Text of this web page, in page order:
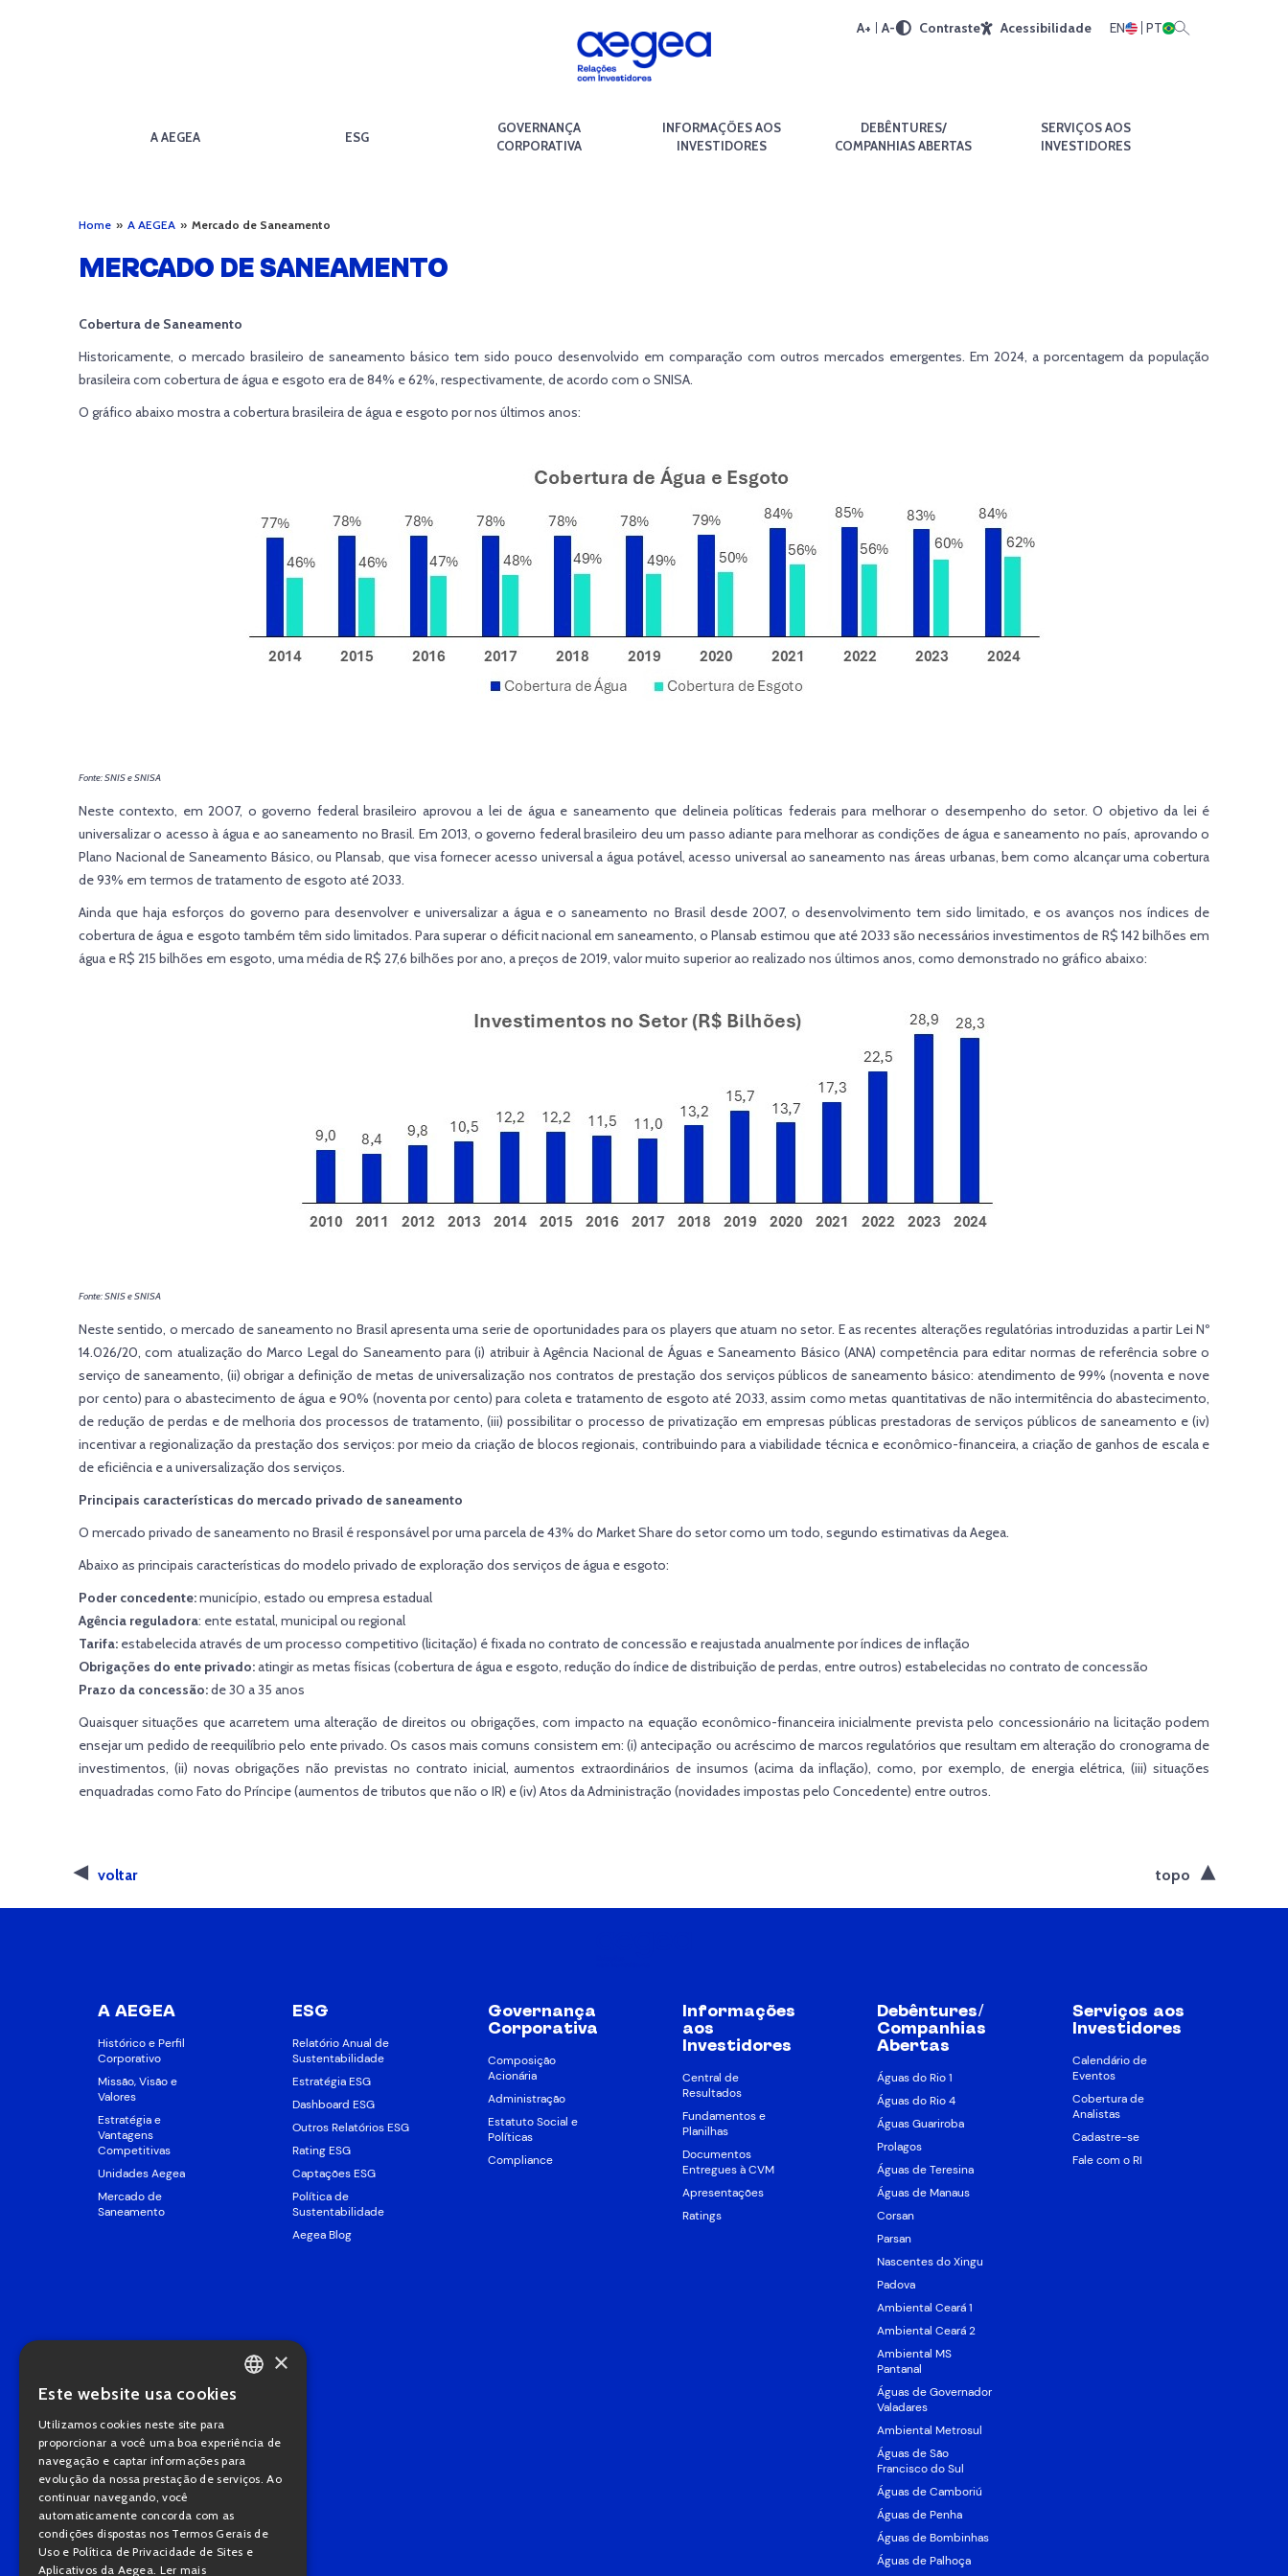
A+ A- Contraste Acessibilidade EN PT
A AEGEA ESG
GOVERNANÇA
CORPORATIVA
INFORMAÇÕES AOS
INVESTIDORES
DEBÊNTURES/
COMPANHIAS ABERTAS
SERVIÇOS AOS
INVESTIDORES
Home » A AEGEA » Mercado de Saneamento
MERCADO DE SANEAMENTO
Cobertura de Saneamento
Historicamente, o mercado brasileiro de saneamento básico tem sido pouco desenvolvido em comparação com outros mercados emergentes. Em 2024, a porcentagem da população
brasileira com cobertura de água e esgoto era de 84% e 62%, respectivamente, de acordo com o SNISA.
O gráfico abaixo mostra a cobertura brasileira de água e esgoto por nos últimos anos:
Fonte: SNIS e SNISA
Neste contexto, em 2007, o governo federal brasileiro aprovou a lei de água e saneamento que delineia políticas federais para melhorar o desempenho do setor. O objetivo da lei é
universalizar o acesso à água e ao saneamento no Brasil. Em 2013, o governo federal brasileiro deu um passo adiante para melhorar as condições de água e saneamento no país, aprovando o
Plano Nacional de Saneamento Básico, ou Plansab, que visa fornecer acesso universal a água potável, acesso universal ao saneamento nas áreas urbanas, bem como alcançar uma cobertura
de 93% em termos de tratamento de esgoto até 2033.
Ainda que haja esforços do governo para desenvolver e universalizar a água e o saneamento no Brasil desde 2007, o desenvolvimento tem sido limitado, e os avanços nos índices de
cobertura de água e esgoto também têm sido limitados. Para superar o déficit nacional em saneamento, o Plansab estimou que até 2033 são necessários investimentos de R$ 142 bilhões em
água e R$ 215 bilhões em esgoto, uma média de R$ 27,6 bilhões por ano, a preços de 2019, valor muito superior ao realizado nos últimos anos, como demonstrado no gráfico abaixo:
Fonte: SNIS e SNISA
Neste sentido, o mercado de saneamento no Brasil apresenta uma serie de oportunidades para os players que atuam no setor. E as recentes alterações regulatórias introduzidas a partir Lei Nº
14.026/20, com atualização do Marco Legal do Saneamento para (i) atribuir à Agência Nacional de Águas e Saneamento Básico (ANA) competência para editar normas de referência sobre o
serviço de saneamento, (ii) obrigar a definição de metas de universalização nos contratos de prestação dos serviços públicos de saneamento básico: atendimento de 99% (noventa e nove
por cento) para o abastecimento de água e 90% (noventa por cento) para coleta e tratamento de esgoto até 2033, assim como metas quantitativas de não intermitência do abastecimento,
de redução de perdas e de melhoria dos processos de tratamento, (iii) possibilitar o processo de privatização em empresas públicas prestadoras de serviços públicos de saneamento e (iv)
incentivar a regionalização da prestação dos serviços: por meio da criação de blocos regionais, contribuindo para a viabilidade técnica e econômico-financeira, a criação de ganhos de escala e
de eficiência e a universalização dos serviços.
Principais características do mercado privado de saneamento
O mercado privado de saneamento no Brasil é responsável por uma parcela de 43% do Market Share do setor como um todo, segundo estimativas da Aegea.
Abaixo as principais características do modelo privado de exploração dos serviços de água e esgoto:
Poder concedente:município, estado ou empresa estadual
Agência reguladora: ente estatal, municipal ou regional
Tarifa: estabelecida através de um processo competitivo (licitação) é fixada no contrato de concessão e reajustada anualmente por índices de inflação
Obrigações do ente privado:atingir as metas físicas (cobertura de água e esgoto, redução do índice de distribuição de perdas, entre outros) estabelecidas no contrato de concessão
Prazo da concessão:de 30 a 35 anos
Quaisquer situações que acarretem uma alteração de direitos ou obrigações, com impacto na equação econômico-financeira inicialmente prevista pelo concessionário na licitação podem
ensejar um pedido de reequilíbrio pelo ente privado. Os casos mais comuns consistem em: (i) antecipação ou acréscimo de marcos regulatórios que resultam em alteração do cronograma de
investimentos, (ii) novas obrigações não previstas no contrato inicial, aumentos extraordinários de insumos (acima da inflação), como, por exemplo, de energia elétrica, (iii) situações
enquadradas como Fato do Príncipe (aumentos de tributos que não o IR) e (iv) Atos da Administração (novidades impostas pelo Concedente) entre outros.
voltar topo
A AEGEA
Histórico e Perfil
Corporativo
Missão, Visão e
Valores
Estratégia e
Vantagens
Competitivas
Unidades Aegea
Mercado de
Saneamento
ESG
Relatório Anual de
Sustentabilidade
Estratégia ESG
Dashboard ESG
Outros Relatórios ESG
Rating ESG
Captações ESG
Política de
Sustentabilidade
Aegea Blog
Governança
Corporativa
Composição
Acionária
Administração
Estatuto Social e
Políticas
Compliance
Informações
aos
Investidores
Central de
Resultados
Fundamentos e
Planilhas
Documentos
Entregues à CVM
Apresentações
Ratings
Debêntures/
Companhias
Abertas
Águas do Rio 1
Águas do Rio 4
Águas Guariroba
Prolagos
Águas de Teresina
Águas de Manaus
Corsan
Parsan
Nascentes do Xingu
Padova
Ambiental Ceará 1
Ambiental Ceará 2
Ambiental MS
Pantanal
Águas de Governador
Valadares
Ambiental Metrosul
Águas de São
Francisco do Sul
Águas de Camboriú
Águas de Penha
Águas de Bombinhas
Águas de Palhoça
Serviços aos
Investidores
Calendário de
Eventos
Cobertura de
Analistas
Cadastre-se
Fale com o RI
PORTUGUESE
×
Este website usa cookies
Utilizamos cookies neste site para
proporcionar a você uma boa experiência de
navegação e captar informações para
evolução da nossa prestação de serviços. Ao
continuar navegando, você
automaticamente concorda com as
condições dispostas nos Termos Gerais de
Uso e Política de Privacidade de Sites e
Aplicativos da Aegea. Ler mais